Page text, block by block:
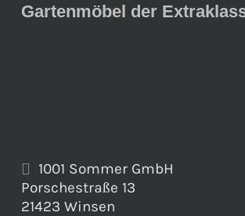
Gartenmöbel der
1001 Sommer GmbH
Porschestraße 13
21423 Winsen